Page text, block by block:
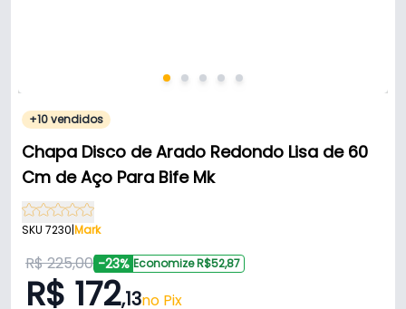
+10 vendidos
Chapa Disco de Arado Redondo Lisa de 60
Cm de Aço Para Bife Mk
SKU 7230|Mark
R$ 225,00 -23% Economize R$52,87
R$ 172,13no Pix